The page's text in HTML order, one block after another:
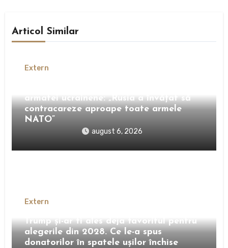
Articol Similar
Extern
armatei ucrainene: „Rusia a învățat să
contracareze aproape toate armele
NATO”
august 6, 2026
Extern
Trump și-ar fi ales deja favoritul pentru
alegerile din 2028. Ce le-a spus
donatorilor în spatele ușilor închise